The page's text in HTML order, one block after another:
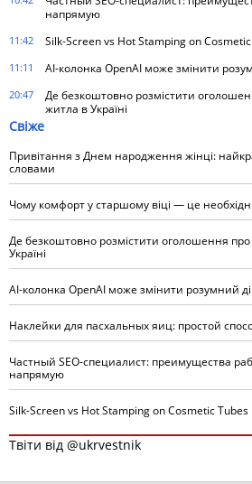
напрямую
11:42 Silk-Screen vs Hot Stamping on
11:11 AI-колонка OpenAI може змінити
20:47
Де безкоштовно розмістити
житла в Україні
Свіже
Привітання з Днем народження жінці:
словами
Чому комфорт у старшому віці — це
Де безкоштовно розмістити оголошення
Україні
AI-колонка OpenAI може змінити розумний
Наклейки для пасхальных яиц: простой
Частный SEO-специалист: преимущества
напрямую
Silk-Screen vs Hot Stamping on Cosmetic Tubes
Твіти від @ukrvestnik